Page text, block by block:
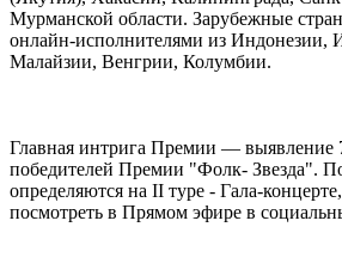
Мурманской области. Зарубежные
онлайн-исполнителями из Индонезии,
Малайзии, Венгрии, Колумбии.
Главная интрига Премии — выявление
победителей Премии "Фолк- Звезда".
определяются на II туре - Гала-
посмотреть в Прямом эфире в